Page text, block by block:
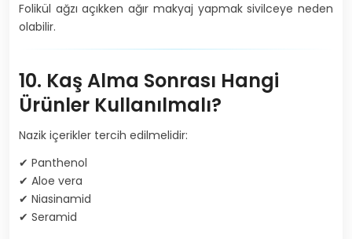
Folikül ağzı açıkken ağır makyaj yapmak sivilceye neden
olabilir.
10. Kaş Alma Sonrası Hangi
Ürünler Kullanılmalı?
Nazik içerikler tercih edilmelidir:
✔ Panthenol
✔ Aloe vera
✔ Niasinamid
✔ Seramid